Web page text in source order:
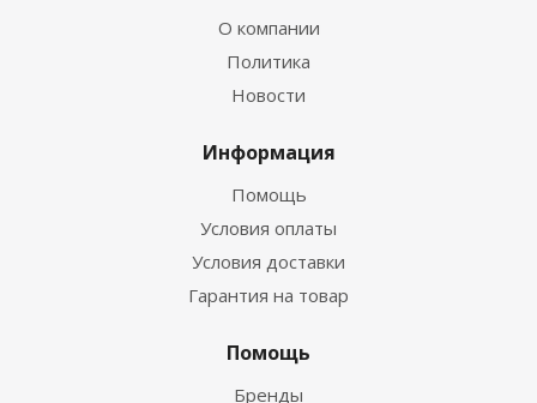
О компании
Политика
Новости
Информация
Помощь
Условия оплаты
Условия доставки
Гарантия на товар
Помощь
Бренды